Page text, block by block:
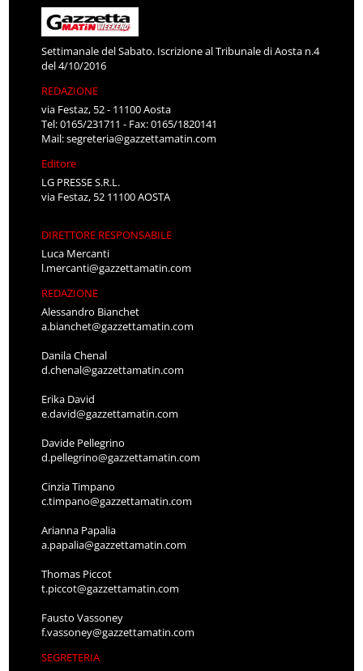
Settimanale del Sabato. Iscrizione al Tribunale di Aosta n.4
del 4/10/2016
REDAZIONE
via Festaz, 52 - 11100 Aosta
Tel: 0165/231711 - Fax: 0165/1820141
Mail:segreteria@gazzettamatin.com
Editore
LG PRESSE S.R.L.
via Festaz, 52 11100 AOSTA
DIRETTORE RESPONSABILE
Luca Mercanti
l.mercanti@gazzettamatin.com
REDAZIONE
Alessandro Bianchet
a.bianchet@gazzettamatin.com
Danila Chenal
d.chenal@gazzettamatin.com
Erika David
e.david@gazzettamatin.com
Davide Pellegrino
d.pellegrino@gazzettamatin.com
Cinzia Timpano
c.timpano@gazzettamatin.com
Arianna Papalia
a.papalia@gazzettamatin.com
Thomas Piccot
t.piccot@gazzettamatin.com
Fausto Vassoney
f.vassoney@gazzettamatin.com
SEGRETERIA